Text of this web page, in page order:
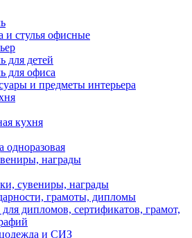
и стулья офисные
для детей
для офиса
и предметы интерьера
кухня
одноразовая
награды
сувениры, награды
грамоты, дипломы
дипломов, сертификатов, грамот,
и СИЗ